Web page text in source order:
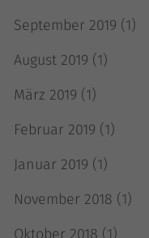
September 2019 (1)
August 2019 (1)
März 2019 (1)
Februar 2019 (1)
Januar 2019 (1)
November 2018 (1)
Oktober 2018 (1)